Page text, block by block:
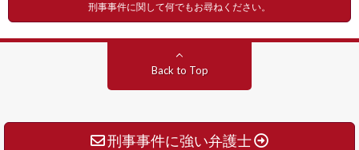
刑事事件に関して何でもお尋ねください。
Back to Top
刑事事件に強い弁護士